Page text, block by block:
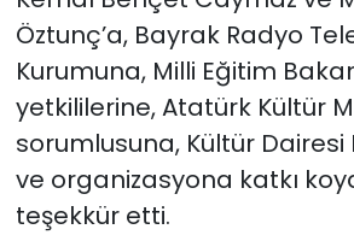
Öztunç’a, Bayrak Radyo
Kurumuna, Milli Eğitim
yetkililerine, Atatürk Kültür
sorumlusuna, Kültür
ve organizasyona katkı
teşekkür etti.